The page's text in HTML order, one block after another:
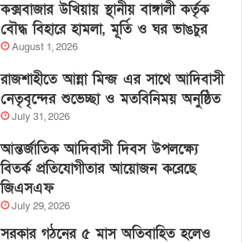
কক্সবাজার উখিয়ায় স্থানীয় বাঙ্গালী কর্তৃক
বৌদ্ধ বিহারে হামলা, মূর্তি ও ঘর ভাঙচুর
August 1, 2026
রাজশাহীতে আন্না মিন্জ এর সাথে আদিবাসী
নেতৃবৃন্দের শুভেচ্ছা ও মতবিনিময় অনুষ্ঠিত
July 31, 2026
আন্তর্জাতিক আদিবাসী দিবস উপলক্ষ্যে
বিতর্ক প্রতিযোগীতার আয়োজন করেছে
জিএসএফ
July 29, 2026
সরকার গঠনের ৫ মাস অতিবাহিত হলেও